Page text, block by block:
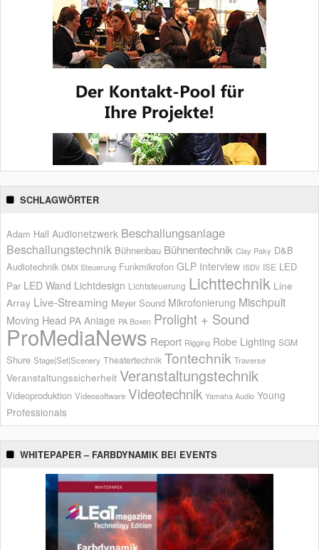
SCHLAGWÖRTER
Adam Hall Audionetzwerk Beschallungsanlage
Beschallungstechnik Bühnenbau Bühnentechnik Clay Paky D&B
Audiotechnik DMX Steuerung Funkmikrofon GLP Interview ISDV ISE LED
Par LED Wand Lichtdesign Lichtsteuerung Lichttechnik Line
Array Live-Streaming Meyer Sound Mikrofonierung Mischpult
Moving Head PA Anlage PA Boxen Prolight + Sound
ProMediaNews Report Rigging Robe Lighting SGM
Shure Stage|Set|Scenery Theatertechnik Tontechnik Traverse
Veranstaltungssicherheit Veranstaltungstechnik
Videoproduktion Videosoftware Videotechnik Yamaha Audio Young
Professionals
WHITEPAPER – FARBDYNAMIK BEI EVENTS